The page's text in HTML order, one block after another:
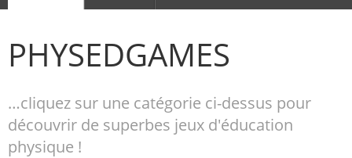
PHYSEDGAMES
…cliquez sur une catégorie ci-dessus pour
découvrir de superbes jeux d'éducation
physique !